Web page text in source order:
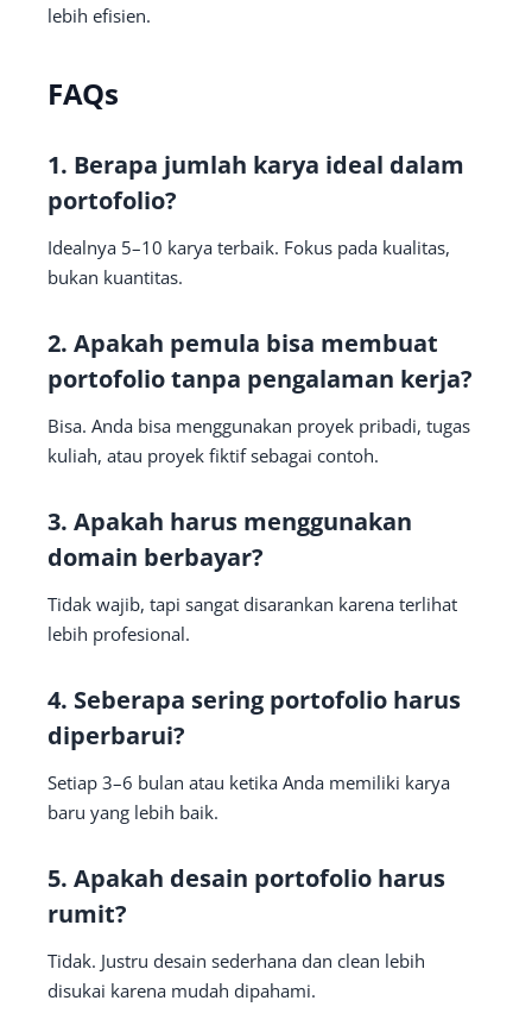
lebih efisien.
FAQs
1. Berapa jumlah karya ideal dalam
portofolio?
Idealnya 5–10 karya terbaik. Fokus pada kualitas,
bukan kuantitas.
2. Apakah pemula bisa membuat
portofolio tanpa pengalaman kerja?
Bisa. Anda bisa menggunakan proyek pribadi, tugas
kuliah, atau proyek fiktif sebagai contoh.
3. Apakah harus menggunakan
domain berbayar?
Tidak wajib, tapi sangat disarankan karena terlihat
lebih profesional.
4. Seberapa sering portofolio harus
diperbarui?
Setiap 3–6 bulan atau ketika Anda memiliki karya
baru yang lebih baik.
5. Apakah desain portofolio harus
rumit?
Tidak. Justru desain sederhana dan clean lebih
disukai karena mudah dipahami.